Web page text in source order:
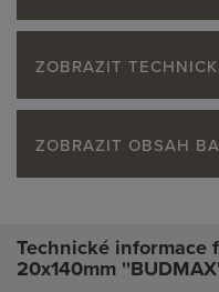
ZOBRAZIT
ZOBRAZIT OBSAH
Technické informace
20x140mm